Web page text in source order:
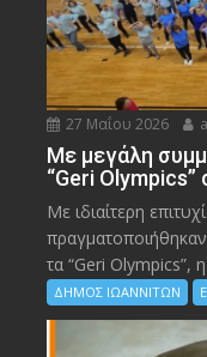
27 Μαΐου 2026
Με μεγάλη
“Geri Olympics”
Με ιδιαίτερη
τα “Geri Olympics”,
ΔΗΜΟΣ ΙΩΑΝΝΙΤΩΝ